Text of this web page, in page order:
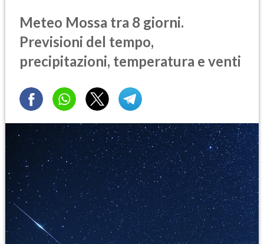
Meteo Mossa tra 8 giorni.
Previsioni del tempo,
precipitazioni, temperatura e venti